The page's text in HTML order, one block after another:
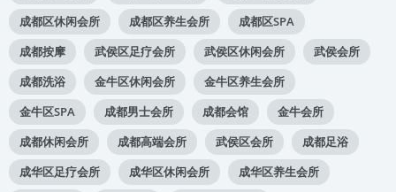
成都区休闲会所
成都区养生会所
成都区SPA
成都按摩
武侯区足疗会所 武侯区休闲会所
武侯会所
成都洗浴
金牛区休闲会所
金牛区养生会所
金牛区SPA
成都男士会所 成都会馆
金牛会所
成都休闲会所
成都高端会所 武侯区会所
成都足浴
成华区足疗会所
成华区休闲会所
成华区养生会所